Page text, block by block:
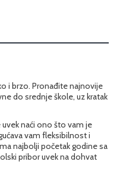
i brzo. Pronađite najnovije
do srednje škole, uz kratak
uvek naći ono što vam je
vam fleksibilnost i
najbolji početak godine sa
pribor uvek na dohvat